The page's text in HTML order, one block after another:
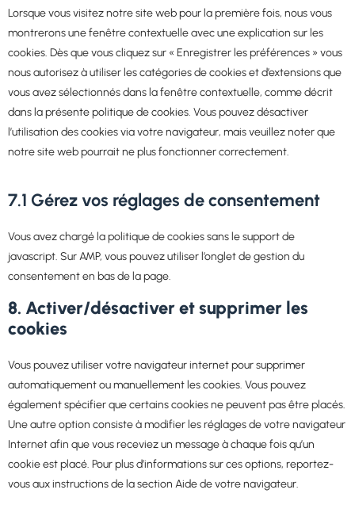
Lorsque vous visitez notre site web pour la première fois, nous vous
montrerons une fenêtre contextuelle avec une explication sur les
cookies. Dès que vous cliquez sur « Enregistrer les préférences » vous
nous autorisez à utiliser les catégories de cookies et d’extensions que
vous avez sélectionnés dans la fenêtre contextuelle, comme décrit
dans la présente politique de cookies. Vous pouvez désactiver
l’utilisation des cookies via votre navigateur, mais veuillez noter que
notre site web pourrait ne plus fonctionner correctement.
7.1 Gérez vos réglages de consentement
Vous avez chargé la politique de cookies sans le support de
javascript. Sur AMP, vous pouvez utiliser l’onglet de gestion du
consentement en bas de la page.
8. Activer/désactiver et supprimer les
cookies
Vous pouvez utiliser votre navigateur internet pour supprimer
automatiquement ou manuellement les cookies. Vous pouvez
également spécifier que certains cookies ne peuvent pas être placés.
Une autre option consiste à modifier les réglages de votre navigateur
Internet afin que vous receviez un message à chaque fois qu’un
cookie est placé. Pour plus d’informations sur ces options, reportez-
vous aux instructions de la section Aide de votre navigateur.